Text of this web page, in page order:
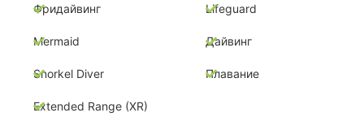
Фридайвинг Lifeguard
Mermaid Дайвинг
Snorkel Diver Плавание
Extended Range (XR)